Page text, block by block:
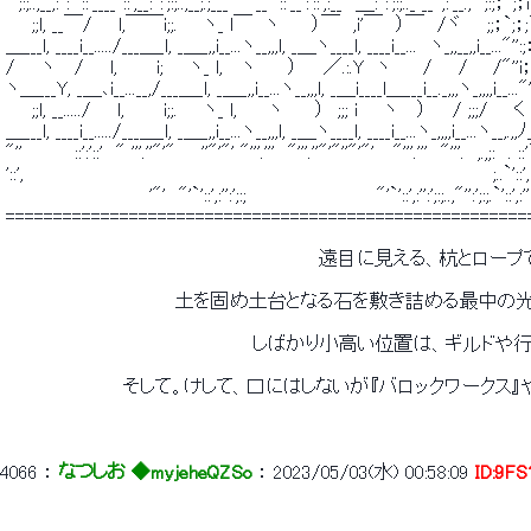
;;l, __￣/　　l,￣￣i;;.　　ヽ_ l￣　ヽ　　 ）￣　,i'￣　）￣　/ヾ　　;;；`;；
＿___l, ____i__...../___＿_l, _＿_,,i__...ヽ__,,,l, _＿ヽ____l, ____i__...　ヽ
/　　ヽ 　/　　l,　　　i;　　ヽ_ l, 　ヽ　　 ）　　／.:.Y　ヽ 　　/　　/ 　 /"''i；;
ヽ＿___Y, _＿､i__...__,/___＿_l, _＿_,,i__...ヽ__,,,l, _＿i____l＿___i__._,,,ヽ
;;l, __...../　　l,　　　i;;.　　ヽ_ l, 　　ヽ　　 ）　;;; i　　ヽ 　）　　/ ;;;/　　
＿___l, ____i__...../___＿_l, _＿_,,i__...ヽ__,,,l, _＿ヽ____l, ____i__...ヽ_,,,,i__...ヽ
"''　　　　::':'::'　" '''.''"'"　　''"'"' "'''.'''　"'''.''"'"''"'"' 　"'''.'''　"'''.　,.,;:　.
'::',　　　　　　　　　　　　　　　　　　　　　　　　　　　　　　　　　　　　
'"'　"'`'::',:'':';:;　　　　　　　　　　
遠目に見える、杭とロープで区切
土を固め土台となる石を敷き詰める最中の光景は、
しばかり小高い位置は、ギルドや行政から
そして。けして、口にはしないが『バロックワークス』や『
4066 ： なつしお ◆myjeheQZSo ： 2023/05/03(水) 00:58:09